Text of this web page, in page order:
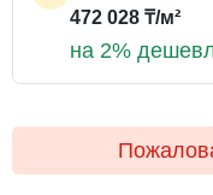
ТОРГ ПРИ472 028 ₸/м²
на 2%